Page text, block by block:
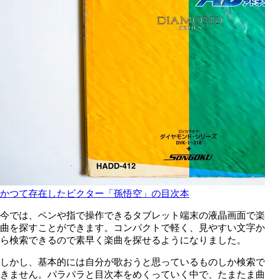
かつて存在したビクター「孫悟空」の目次本
今では、ペンや指で操作できるタブレット端末の液晶画面で楽
曲を探すことができます。コンパクトで軽く、見やすい文字か
ら検索できるので素早く楽曲を探せるようになりました。
しかし、基本的には自分が歌おうと思っているものしか検索で
きません。パラパラと目次本をめくっていく中で、たまたま曲